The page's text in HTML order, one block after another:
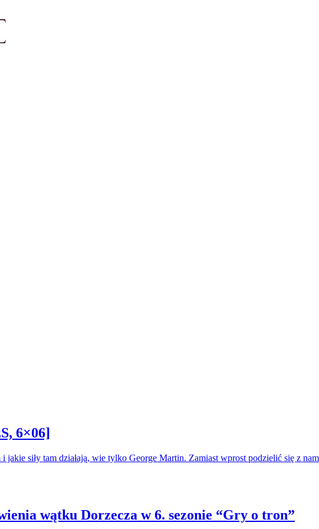
6×06]
siły tam działają, wie tylko George Martin. Zamiast wprost podzielić się z
wątku Dorzecza w 6. sezonie “Gry o tron”